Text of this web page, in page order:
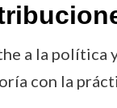
a la política
con la